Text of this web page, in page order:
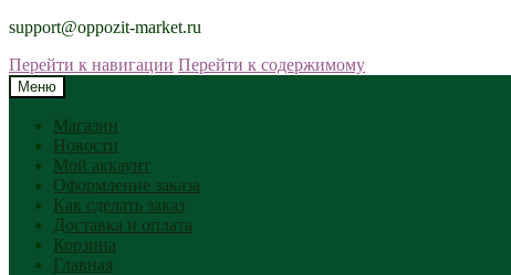
support@oppozit-market.ru
Перейти к навигации Перейти к содержимому
Меню
Магазин
Новости
Мой аккаунт
Оформление заказа
Как сделать заказ
Доставка и оплата
Корзина
Главная